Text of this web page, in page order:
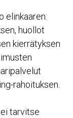
elinkaaren:
huollot
kierrätyksen
rahoituksen.
tarvitse